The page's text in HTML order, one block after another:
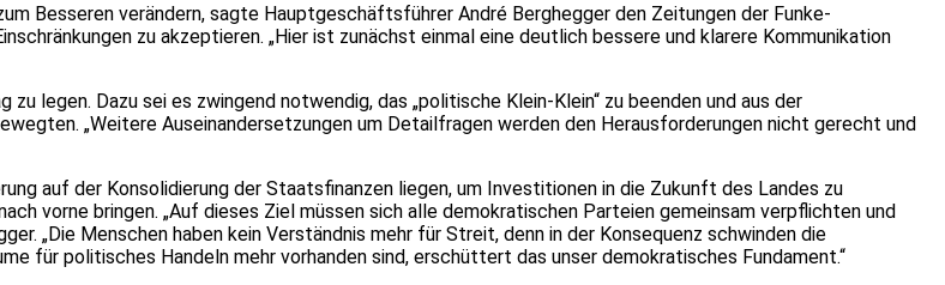
Besseren verändern, sagte Hauptgeschäftsführer André Berghegger den Zeitungen der Funke-
zu akzeptieren. „Hier ist zunächst einmal eine deutlich bessere und klarere Kommunikation
legen. Dazu sei es zwingend notwendig, das „politische Klein-Klein“ zu beenden und aus der
„Weitere Auseinandersetzungen um Detailfragen werden den Herausforderungen nicht gerecht und
auf der Konsolidierung der Staatsfinanzen liegen, um Investitionen in die Zukunft des Landes zu
vorne bringen. „Auf dieses Ziel müssen sich alle demokratischen Parteien gemeinsam verpflichten und
„Die Menschen haben kein Verständnis mehr für Streit, denn in der Konsequenz schwinden die
für politisches Handeln mehr vorhanden sind, erschüttert das unser demokratisches Fundament.“